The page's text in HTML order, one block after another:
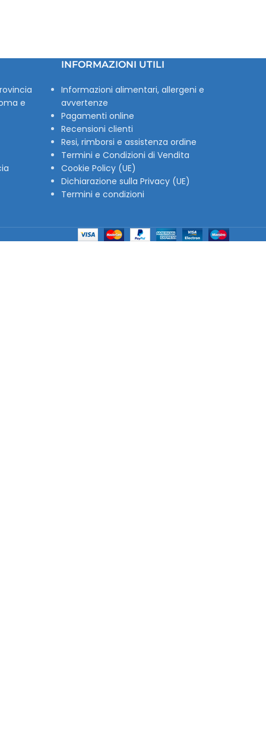
e
INFORMAZIONI UTILI
Informazioni alimentari, allergeni e
avvertenze
Pagamenti online
Recensioni clienti
Resi, rimborsi e assistenza ordine
Termini e Condizioni di Vendita
Cookie Policy (UE)
Dichiarazione sulla Privacy (UE)
Termini e condizioni